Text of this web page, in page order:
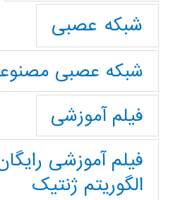
شبکه عصبی
شبکه عصبی
فیلم آموزشی
فیلم آموزشی
الگوریتم ژنتیک